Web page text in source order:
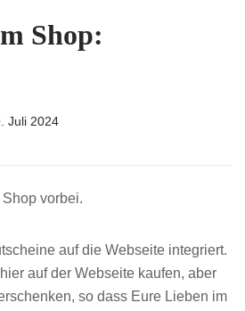
Shop:
Juli 2024
vorbei.
auf die Webseite integriert.
auf der Webseite kaufen, aber
so dass Eure Lieben im